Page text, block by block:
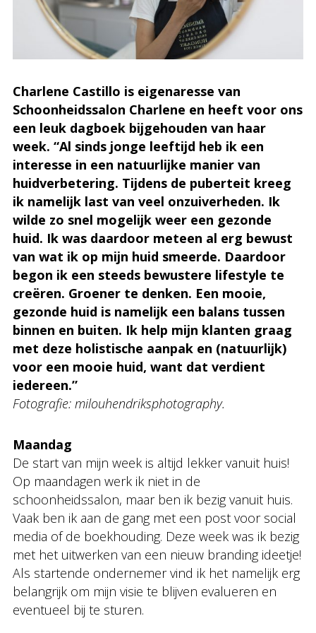
Charlene Castillo is eigenaresse van
Schoonheidssalon Charlene en heeft voor ons
een leuk dagboek bijgehouden van haar
week. “Al sinds jonge leeftijd heb ik een
interesse in een natuurlijke manier van
huidverbetering. Tijdens de puberteit kreeg
ik namelijk last van veel onzuiverheden. Ik
wilde zo snel mogelijk weer een gezonde
huid. Ik was daardoor meteen al erg bewust
van wat ik op mijn huid smeerde. Daardoor
begon ik een steeds bewustere lifestyle te
creëren. Groener te denken. Een mooie,
gezonde huid is namelijk een balans tussen
binnen en buiten. Ik help mijn klanten graag
met deze holistische aanpak en (natuurlijk)
voor een mooie huid, want dat verdient
iedereen.”
Fotografie: milouhendriksphotography.
Maandag
De start van mijn week is altijd lekker vanuit huis!
Op maandagen werk ik niet in de
schoonheidssalon, maar ben ik bezig vanuit huis.
Vaak ben ik aan de gang met een post voor social
media of de boekhouding. Deze week was ik bezig
met het uitwerken van een nieuw branding ideetje!
Als startende ondernemer vind ik het namelijk erg
belangrijk om mijn visie te blijven evalueren en
eventueel bij te sturen.